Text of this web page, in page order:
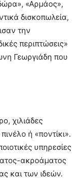
«Αρμάος»,
δισκοπωλεία,
την
περιπτώσεις»
Γεωργιάδη που
χιλιάδες
ή «ποντίκι».
υπηρεσίες
ακροάματος
και των ιδεών.